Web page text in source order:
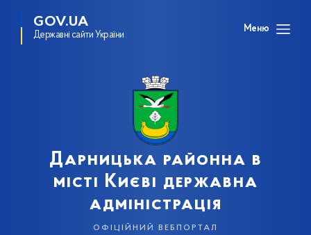
GOV.UA
Державні сайти України
Меню
Дарницька районна в
місті Києві державна
адміністрація
офіційний вебпортал